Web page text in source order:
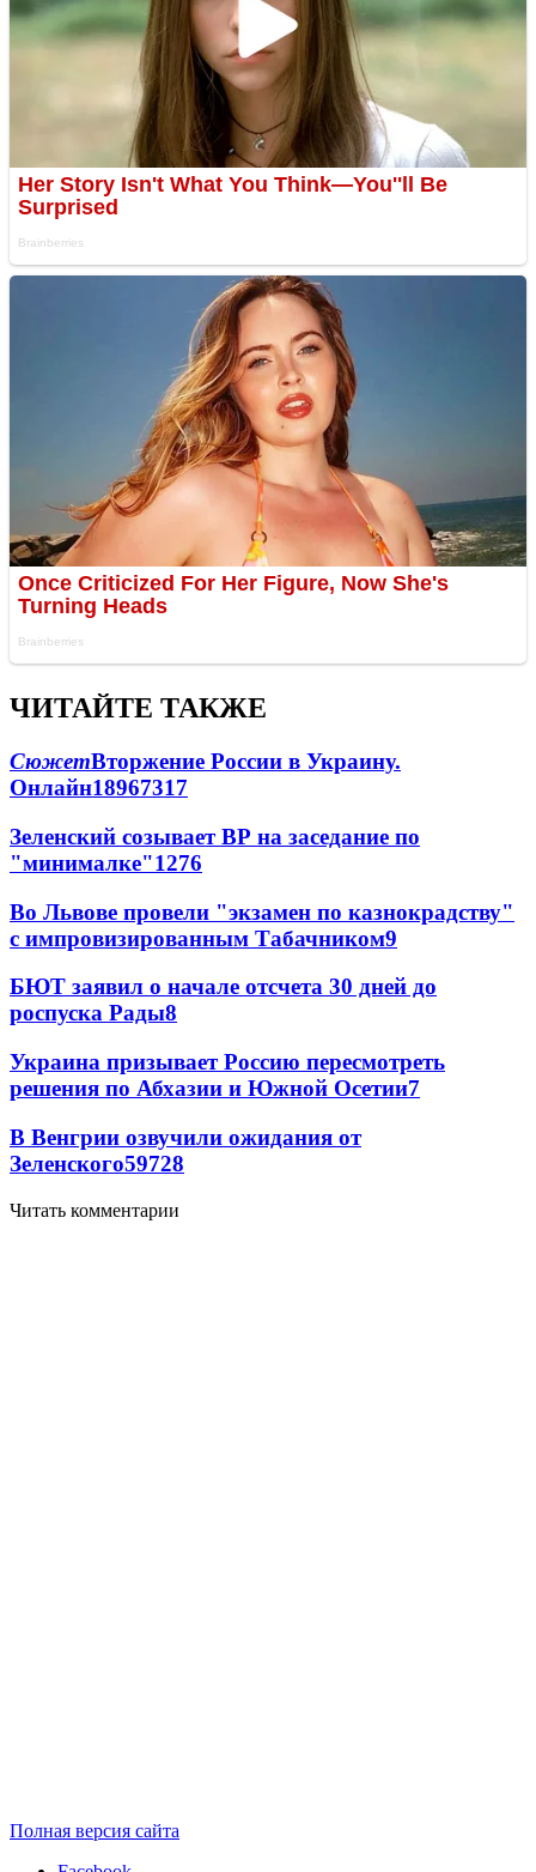
ЧИТАЙТЕ ТАКЖЕ
СюжетВторжение России в Украину.
Онлайн18967317
Зеленский созывает ВР на заседание по
"минималке"1276
Во Львове провели "экзамен по казнокрадству"
с импровизированным Табачником9
БЮТ заявил о начале отсчета 30 дней до
роспуска Рады8
Украина призывает Россию пересмотреть
решения по Абхазии и Южной Осетии7
В Венгрии озвучили ожидания от
Зеленского59728
Читать комментарии
Полная версия сайта